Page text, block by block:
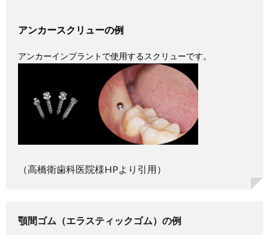
ゴム
ラス
ティ
ム）
の例
コア
5.
ーの
アンカースクリューの例
アンカーインプラントで使用するスクリューです。
（高橋衛歯科医院様HPより引用）
顎間ゴム（エラスティックゴム）の例